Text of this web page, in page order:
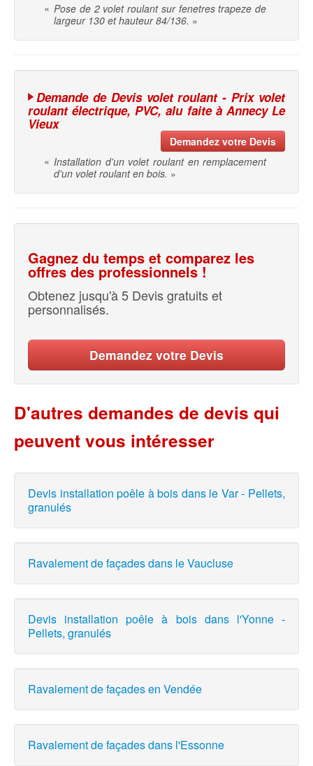
« Pose de 2 volet roulant sur fenetres trapeze de
largeur 130 et hauteur 84/136. »
Demande de Devis volet roulant - Prix volet
roulant électrique, PVC, alu faite à Annecy Le
Vieux
Demandez votre Devis
« Installation d'un volet roulant en remplacement
d'un volet roulant en bois. »
Gagnez du temps et comparez les
offres des professionnels !
Obtenez jusqu'à 5 Devis gratuits et
personnalisés.
Demandez votre Devis
D'autres demandes de devis qui
peuvent vous intéresser
Devis installation poêle à bois dans le Var - Pellets,
granulés
Ravalement de façades dans le Vaucluse
Devis installation poêle à bois dans l'Yonne -
Pellets, granulés
Ravalement de façades en Vendée
Ravalement de façades dans l'Essonne